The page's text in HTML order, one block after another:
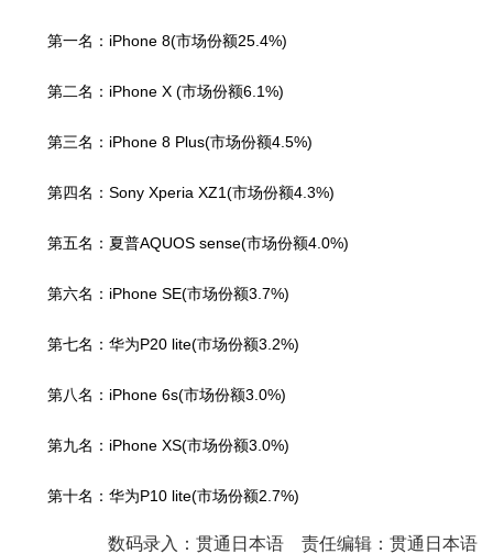
第一名：iPhone 8(市场份额25.4%)
第二名：iPhone X (市场份额6.1%)
第三名：iPhone 8 Plus(市场份额4.5%)
第四名：Sony Xperia XZ1(市场份额4.3%)
第五名：夏普AQUOS sense(市场份额4.0%)
第六名：iPhone SE(市场份额3.7%)
第七名：华为P20 lite(市场份额3.2%)
第八名：iPhone 6s(市场份额3.0%)
第九名：iPhone XS(市场份额3.0%)
第十名：华为P10 lite(市场份额2.7%)
数码录入：贯通日本语 责任编辑：贯通日本语